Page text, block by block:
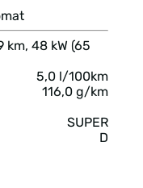
48 kW (65
5,0 l/100km
116,0 g/km
SUPER
D